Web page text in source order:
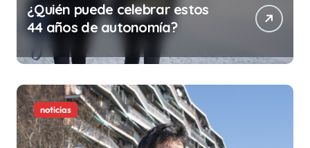
¿Quién puede celebrar estos
44 años de autonomía?
noticias